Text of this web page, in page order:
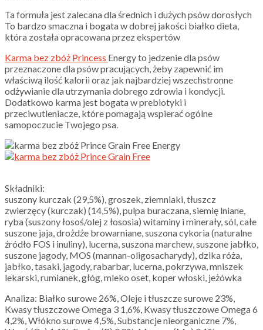
Ta formuła jest zalecana dla średnich i dużych psów dorosłych
To bardzo smaczna i bogata w dobrej jakości białko dieta,
która została opracowana przez ekspertów
Karma bez zbóż Princess Energy to jedzenie dla psów
przeznaczone dla psów pracujących, żeby zapewnić im
właściwą ilość kalorii oraz jak najbardziej wszechstronne
odżywianie dla utrzymania dobrego zdrowia i kondycji.
Dodatkowo karma jest bogata w prebiotyki i
przeciwutleniacze, które pomagają wspierać ogólne
samopoczucie Twojego psa.
Składniki:
suszony kurczak (29,5%), groszek, ziemniaki, tłuszcz
zwierzęcy (kurczak) (14,5%), pulpa buraczana, siemię lniane,
ryba (suszony łosoś/olej z łososia) witaminy i minerały, sól, całe
suszone jaja, drożdże browarniane, suszona cykoria (naturalne
źródło FOS i inuliny), lucerna, suszona marchew, suszone jabłko,
suszone jagody, MOS (mannan-oligosacharydy), dzika róża,
jabłko, tasaki, jagody, rabarbar, lucerna, pokrzywa, mniszek
lekarski, rumianek, głóg, mleko oset, koper włoski, jeżówka
Analiza: Białko surowe 26%, Oleje i tłuszcze surowe 23%,
Kwasy tłuszczowe Omega 3 1,6%, Kwasy tłuszczowe Omega 6
4,2%, Włókno surowe 4,5%, Substancje nieorganiczne 7%,